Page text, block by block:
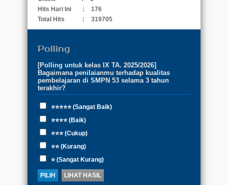
Hits Hari Ini
:
176
Total Hits
: 319705
Polling
[Polling untuk kelas IX TA. 2025/2026]
Bagaimana penilaianmu terhadap kualitas
pembelajaran di SMPN 53 selama 3 tahun
terakhir?
⭐⭐⭐⭐⭐ (Sangat Baik)
⭐⭐⭐⭐ (Baik)
⭐⭐⭐ (Cukup)
⭐⭐ (Kurang)
⭐ (Sangat Kurang)